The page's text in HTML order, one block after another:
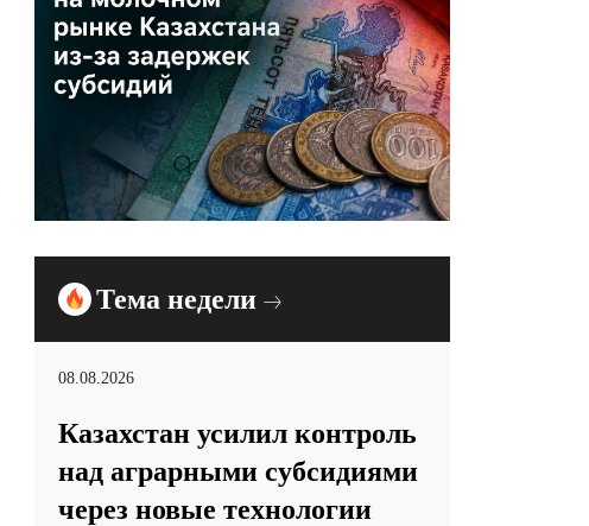
Тема недели
08.08.2026
Казахстан усилил контроль
над аграрными субсидиями
через новые технологии